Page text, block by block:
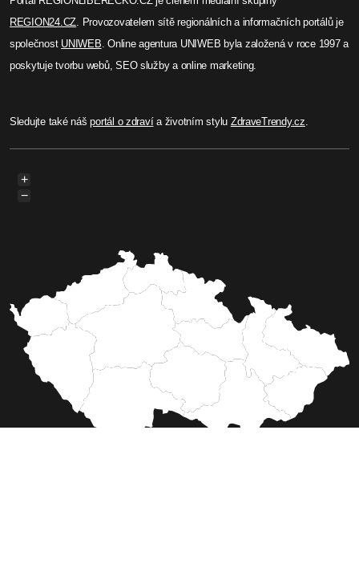
REGION24.CZ . Provozovatelem sítě regionálních a informačních portálů je
společnost UNIWEB . Online agentura UNIWEB byla založená v roce 1997 a
poskytuje tvorbu webů, SEO služby a online marketing.
Sledujte také nášportál o zdravía životním stylu ZdraveTrendy.cz
+
−